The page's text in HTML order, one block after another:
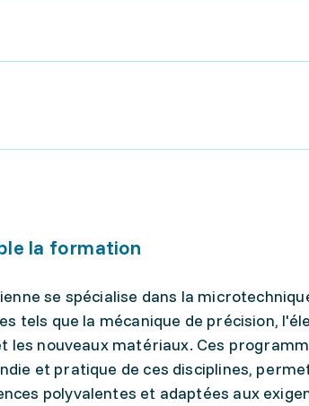
la formation
se spécialise dans la
tels que la mécanique de précision,
les nouveaux matériaux. Ces
et pratique de ces disciplines,
polyvalentes et adaptées aux